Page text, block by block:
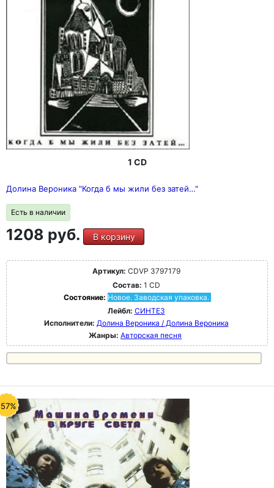
1 CD
Долина Вероника "Когда б мы жили без затей…"
Есть в наличии
1208 руб. В корзину
Артикул: CDVP 3797179
Состав: 1 CD
Состояние: Новое. Заводская упаковка.
Лейбл: СИНТЕЗ
Исполнители: Долина Вероника / Долина Вероника
Жанры: Авторская песня